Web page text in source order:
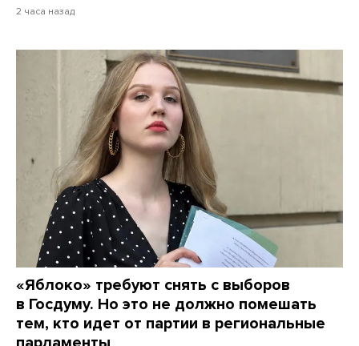
2 часа назад
«Яблоко» требуют снять с выборов
в Госдуму. Но это не должно помешать
тем, кто идет от партии в региональные